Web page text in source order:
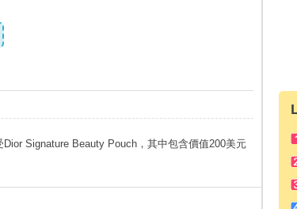
Signature Beauty Pouch，其中包含價值200美元